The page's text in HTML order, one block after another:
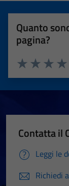
Quanto
pagina?
Valuta
Valuta 2
Valuta 1 stelle
Contatta il
Leggi le
Richiedi